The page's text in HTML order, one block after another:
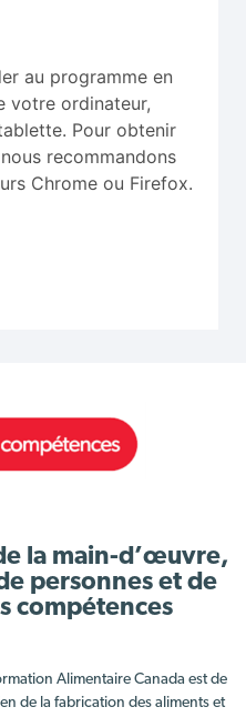
au programme en
votre ordinateur,
Pour obtenir
recommandons
Chrome ou Firefox.
la main-d’œuvre,
personnes et de
compétences
Alimentaire Canada est de
de la fabrication des aliments et